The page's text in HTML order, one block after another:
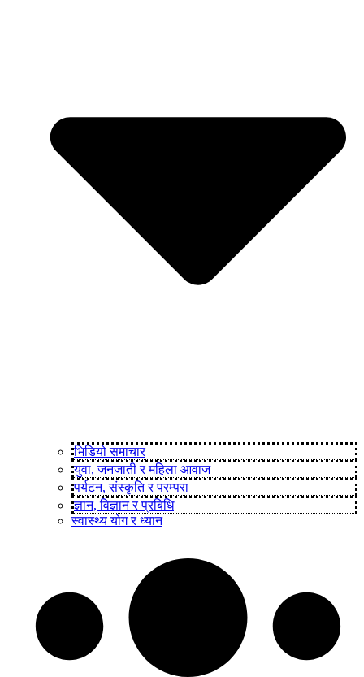
भिडियो समाचार
युवा, जनजाती र महिला आवाज
पर्यटन, संस्कृति र परम्परा
ज्ञान, विज्ञान र प्रबिधि
स्वास्थ्य योग र ध्यान